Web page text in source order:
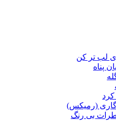
لب تر کن
پناه
کرد
(رمیکس)
بی رنگ